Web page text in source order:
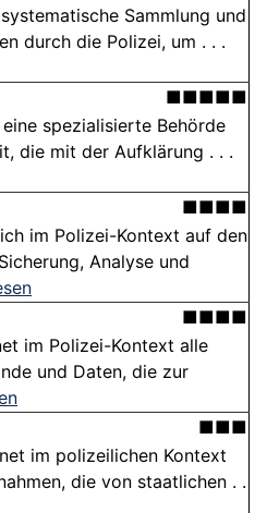
Sammlung und
durch die Polizei, um . . .
■■■■■
spezialisierte Behörde
die mit der Aufklärung . . .
■■■■
im Polizei-Kontext auf den
Analyse und
■■■■
im Polizei-Kontext alle
und Daten, die zur
■■■
im polizeilichen Kontext
die von staatlichen . .